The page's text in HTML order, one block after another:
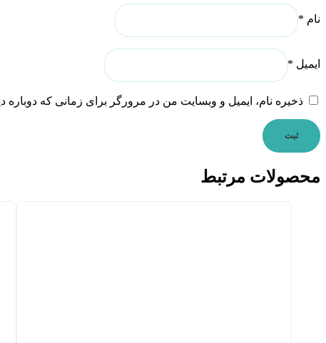
نام *
ایمیل *
ذخیره نام، ایمیل و وبسایت من در مرورگر برای زمانی که دوباره
محصولات مرتبط